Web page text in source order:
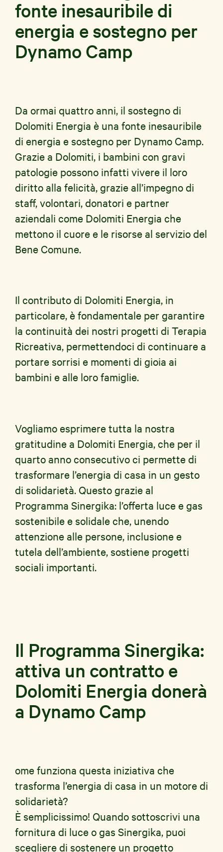
fonte inesauribile di
energia e sostegno per
Dynamo Camp
Da ormai quattro anni, il sostegno di
Dolomiti Energia è una fonte inesauribile
di energia e sostegno per Dynamo Camp.
Grazie a Dolomiti, i bambini con gravi
patologie possono infatti vivere il loro
diritto alla felicità, grazie all’impegno di
staff, volontari, donatori e partner
aziendali come Dolomiti Energia che
mettono il cuore e le risorse al servizio del
Bene Comune.
Il contributo di Dolomiti Energia, in
particolare, è fondamentale per garantire
la continuità dei nostri progetti di Terapia
Ricreativa, permettendoci di continuare a
portare sorrisi e momenti di gioia ai
bambini e alle loro famiglie.
Vogliamo esprimere tutta la nostra
gratitudine a Dolomiti Energia, che per il
quarto anno consecutivo ci permette di
trasformare l’energia di casa in un gesto
di solidarietà. Questo grazie al
Programma Sinergika: l’offerta luce e gas
sostenibile e solidale che, unendo
attenzione alle persone, inclusione e
tutela dell’ambiente, sostiene progetti
sociali importanti.
Il Programma Sinergika:
attiva un contratto e
Dolomiti Energia donerà
a Dynamo Camp
ome funziona questa iniziativa che
trasforma l’energia di casa in un motore di
solidarietà?
È semplicissimo! Quando sottoscrivi una
fornitura di luce o gas Sinergika, puoi
scegliere di sostenere un progetto